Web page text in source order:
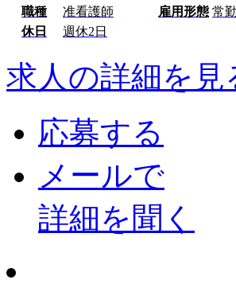
職種
准看護師 雇用形態 常勤
休日
週休2日
求人の詳細を見
応募する
メールで
詳細を聞く